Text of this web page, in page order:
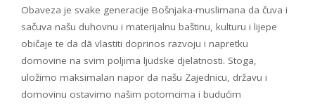
Obaveza je svake generacije Bošnjaka-muslimana da čuva i
sačuva našu duhovnu i materijalnu baštinu, kulturu i lijepe
običaje te da dā vlastiti doprinos razvoju i napretku
domovine na svim poljima ljudske djelatnosti. Stoga,
uložimo maksimalan napor da našu Zajednicu, državu i
domovinu ostavimo našim potomcima i budućim